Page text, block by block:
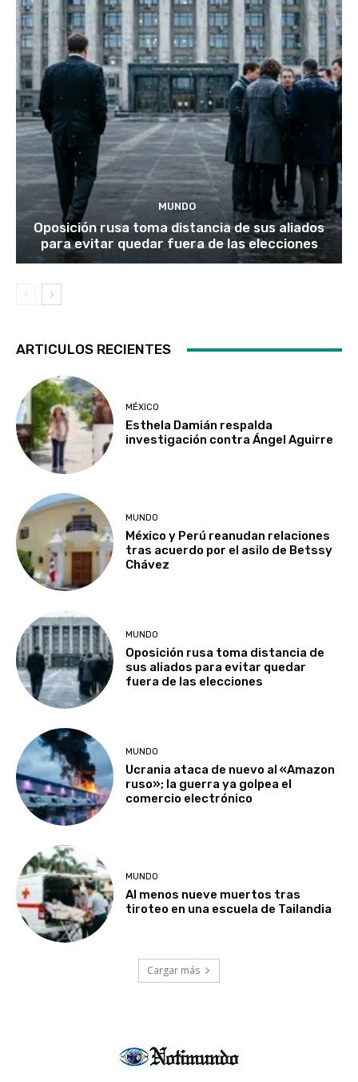
MUNDO
Oposición rusa toma distancia de sus aliados
para evitar quedar fuera de las elecciones
ARTICULOS RECIENTES
MÉXICO
Esthela Damián respalda
investigación contra Ángel Aguirre
MUNDO
México y Perú reanudan relaciones
tras acuerdo por el asilo de Betssy
Chávez
MUNDO
Oposición rusa toma distancia de
sus aliados para evitar quedar
fuera de las elecciones
MUNDO
Ucrania ataca de nuevo al «Amazon
ruso»; la guerra ya golpea el
comercio electrónico
MUNDO
Al menos nueve muertos tras
tiroteo en una escuela de Tailandia
Cargar más